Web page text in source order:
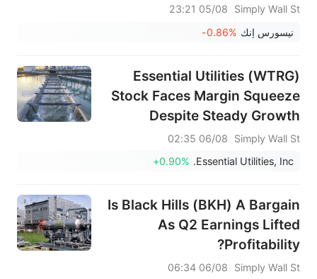
Simply Wall St
05/08 23:21
نيسورس إنك -0.86%
Essential Utilities (WTRG)
Stock Faces Margin Squeeze
Despite Steady Growth
Simply Wall St
06/08 02:35
Essential Utilities, Inc.
+0.90%
Is Black Hills (BKH) A Bargain
As Q2 Earnings Lifted
Profitability?
Simply Wall St
06/08 06:34